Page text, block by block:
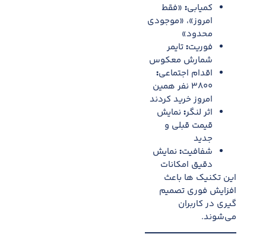
کمیابی: «فقط
امروز»، «موجودی
محدود»
فوریت:تایمر
شمارش معکوس
اقدام اجتماعی:
۳۸۰۰ نفر همین
امروز خرید کردند
اثر لنگر: نمایش
قیمت قبلی و
جدید
شفافیت: نمایش
دقیق امکانات
این تکنیک ها باعث
افزایش فوری تصمیم
گیری در کاربران
می‌شوند.